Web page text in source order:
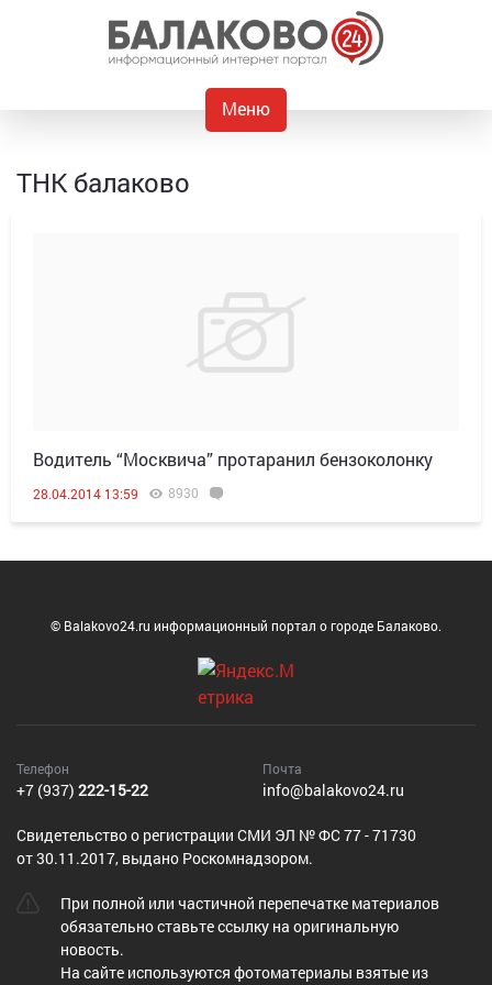
Меню
ТНК балаково
Водитель “Москвича” протаранил бензоколонку
28.04.2014 13:59 8930
© Balakovo24.ru информационный портал о городе Балаково.
Телефон
+7 (937) 222-15-22
Почта
info@balakovo24.ru
Cвидетельство о регистрации СМИ ЭЛ № ФС 77 - 71730
от 30.11.2017, выдано Роскомнадзором.
При полной или частичной перепечатке материалов
обязательно ставьте ссылку на оригинальную
новость.
На сайте используются фотоматериалы взятые из